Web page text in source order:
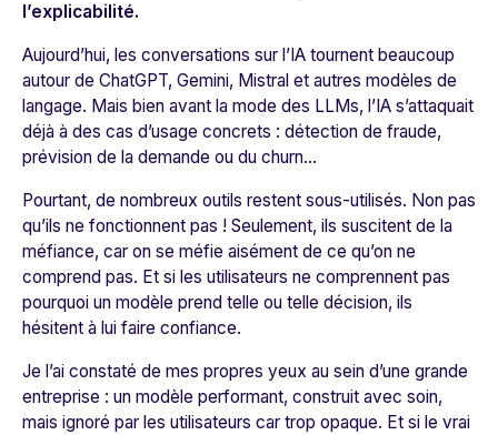
l’explicabilité.
Aujourd’hui, les conversations sur l’IA tournent beaucoup
autour de ChatGPT, Gemini, Mistral et autres modèles de
langage. Mais bien avant la mode des LLMs, l’IA s’attaquait
déjà à des cas d’usage concrets : détection de fraude,
prévision de la demande ou du churn…
Pourtant, de nombreux outils restent sous-utilisés. Non pas
qu’ils ne fonctionnent pas ! Seulement, ils suscitent de la
méfiance, car on se méfie aisément de ce qu’on ne
comprend pas. Et si les utilisateurs ne comprennent pas
pourquoi un modèle prend telle ou telle décision, ils
hésitent à lui faire confiance.
Je l’ai constaté de mes propres yeux au sein d’une grande
entreprise : un modèle performant, construit avec soin,
mais ignoré par les utilisateurs car trop opaque. Et si le vrai